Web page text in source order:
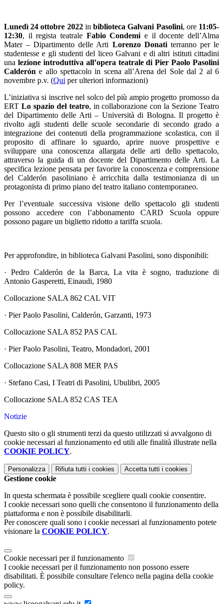
Lunedì 24 ottobre 2022inbiblioteca Galvani Pasolini, ore 11:05-
12:30, il regista teatrale Fabio Condemi e il docente dell’Alma
Mater – Dipartimento delle Arti Lorenzo Donatiterranno per le
studentesse e gli studenti del liceo Galvani e di altri istituti cittadini
una lezione introduttiva all’opera teatrale di Pier Paolo Pasolini
Calderón e allo spettacolo in scena all’Arena del Sole dal 2 al 6
novembre p.v. (Qui per ulteriori informazioni)
L’iniziativa si inscrive nel solco del più ampio progetto promosso da
ERT Lo spazio del teatro, in collaborazione con la Sezione Teatro
del Dipartimento delle Arti – Università di Bologna. Il progetto è
rivolto agli studenti delle scuole secondarie di secondo grado a
integrazione dei contenuti della programmazione scolastica, con il
proposito di affinare lo sguardo, aprire nuove prospettive e
sviluppare una conoscenza allargata delle arti dello spettacolo,
attraverso la guida di un docente del Dipartimento delle Arti. La
specifica lezione pensata per favorire la conoscenza e comprensione
del Calderón pasoliniano è arricchita dalla testimonianza di un
protagonista di primo piano del teatro italiano contemporaneo.
Per l’eventuale successiva visione dello spettacolo gli studenti
possono accedere con l’abbonamento CARD Scuola oppure
possono pagare un biglietto ridotto a tariffa scuola.
Per approfondire, in biblioteca Galvani Pasolini, sono disponibili:
· Pedro Calderón de la Barca, La vita è sogno, traduzione di
Antonio Gasperetti, Einaudi, 1980
Collocazione SALA 862 CAL VIT
· Pier Paolo Pasolini, Calderón, Garzanti, 1973
Collocazione SALA 852 PAS CAL
· Pier Paolo Pasolini, Teatro, Mondadori, 2001
Collocazione SALA 808 MER PAS
· Stefano Casi, I Teatri di Pasolini, Ubulibri, 2005
Collocazione SALA 852 CAS TEA
Notizie
Questo sito o gli strumenti terzi da questo utilizzati si avvalgono di
cookie necessari al funzionamento ed utili alle finalità illustrate nella
COOKIE POLICY.
Personalizza Rifiuta tutti i cookies Accetta tutti i cookies
Gestione cookie
In questa schermata è possibile scegliere quali cookie consentire.
I cookie necessari sono quelli che consentono il funzionamento della
piattaforma e non è possibile disabilitarli.
Per conoscere quali sono i cookie necessari al funzionamento potete
visionare la COOKIE POLICY.
Cookie necessari per il funzionamento
I cookie necessari per il funzionamento non possono essere
disabilitati. È possibile consultare l'elenco nella pagina della cookie
policy.